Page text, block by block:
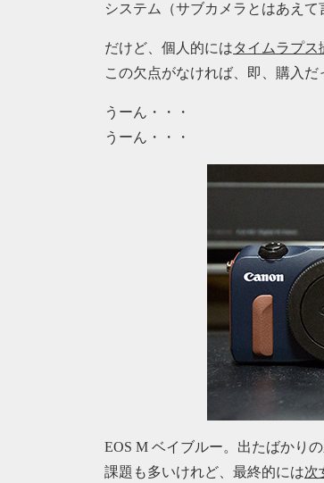
システム（サブカメラとはあえ
だけど、個人的にはタイムラプス
この欠点がなければ、即、購入だ
うーん・・・
うーん・・・
EOS M ベイブルー。出たばかりの
課題も多いけれど、最終的には次